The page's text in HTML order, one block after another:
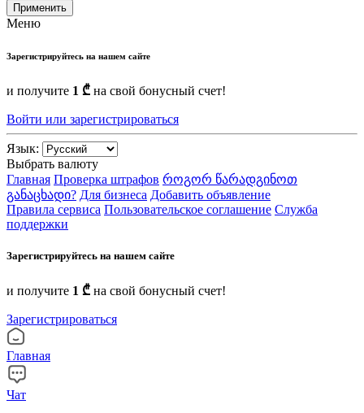
Применить
Меню
Зарегистрируйтесь на нашем сайте
и получите 1 ₾ на свой бонусный счет!
Войти или зарегистрироваться
Язык:
Выбрать валюту
Главная Проверка штрафов როგორ წარადგინოთ
განაცხადი? Для бизнеса Добавить объявление
Правила сервиса Пользовательское соглашение Служба
поддержки
Зарегистрируйтесь на нашем сайте
и получите 1 ₾ на свой бонусный счет!
Зарегистрироваться
Главная
Чат